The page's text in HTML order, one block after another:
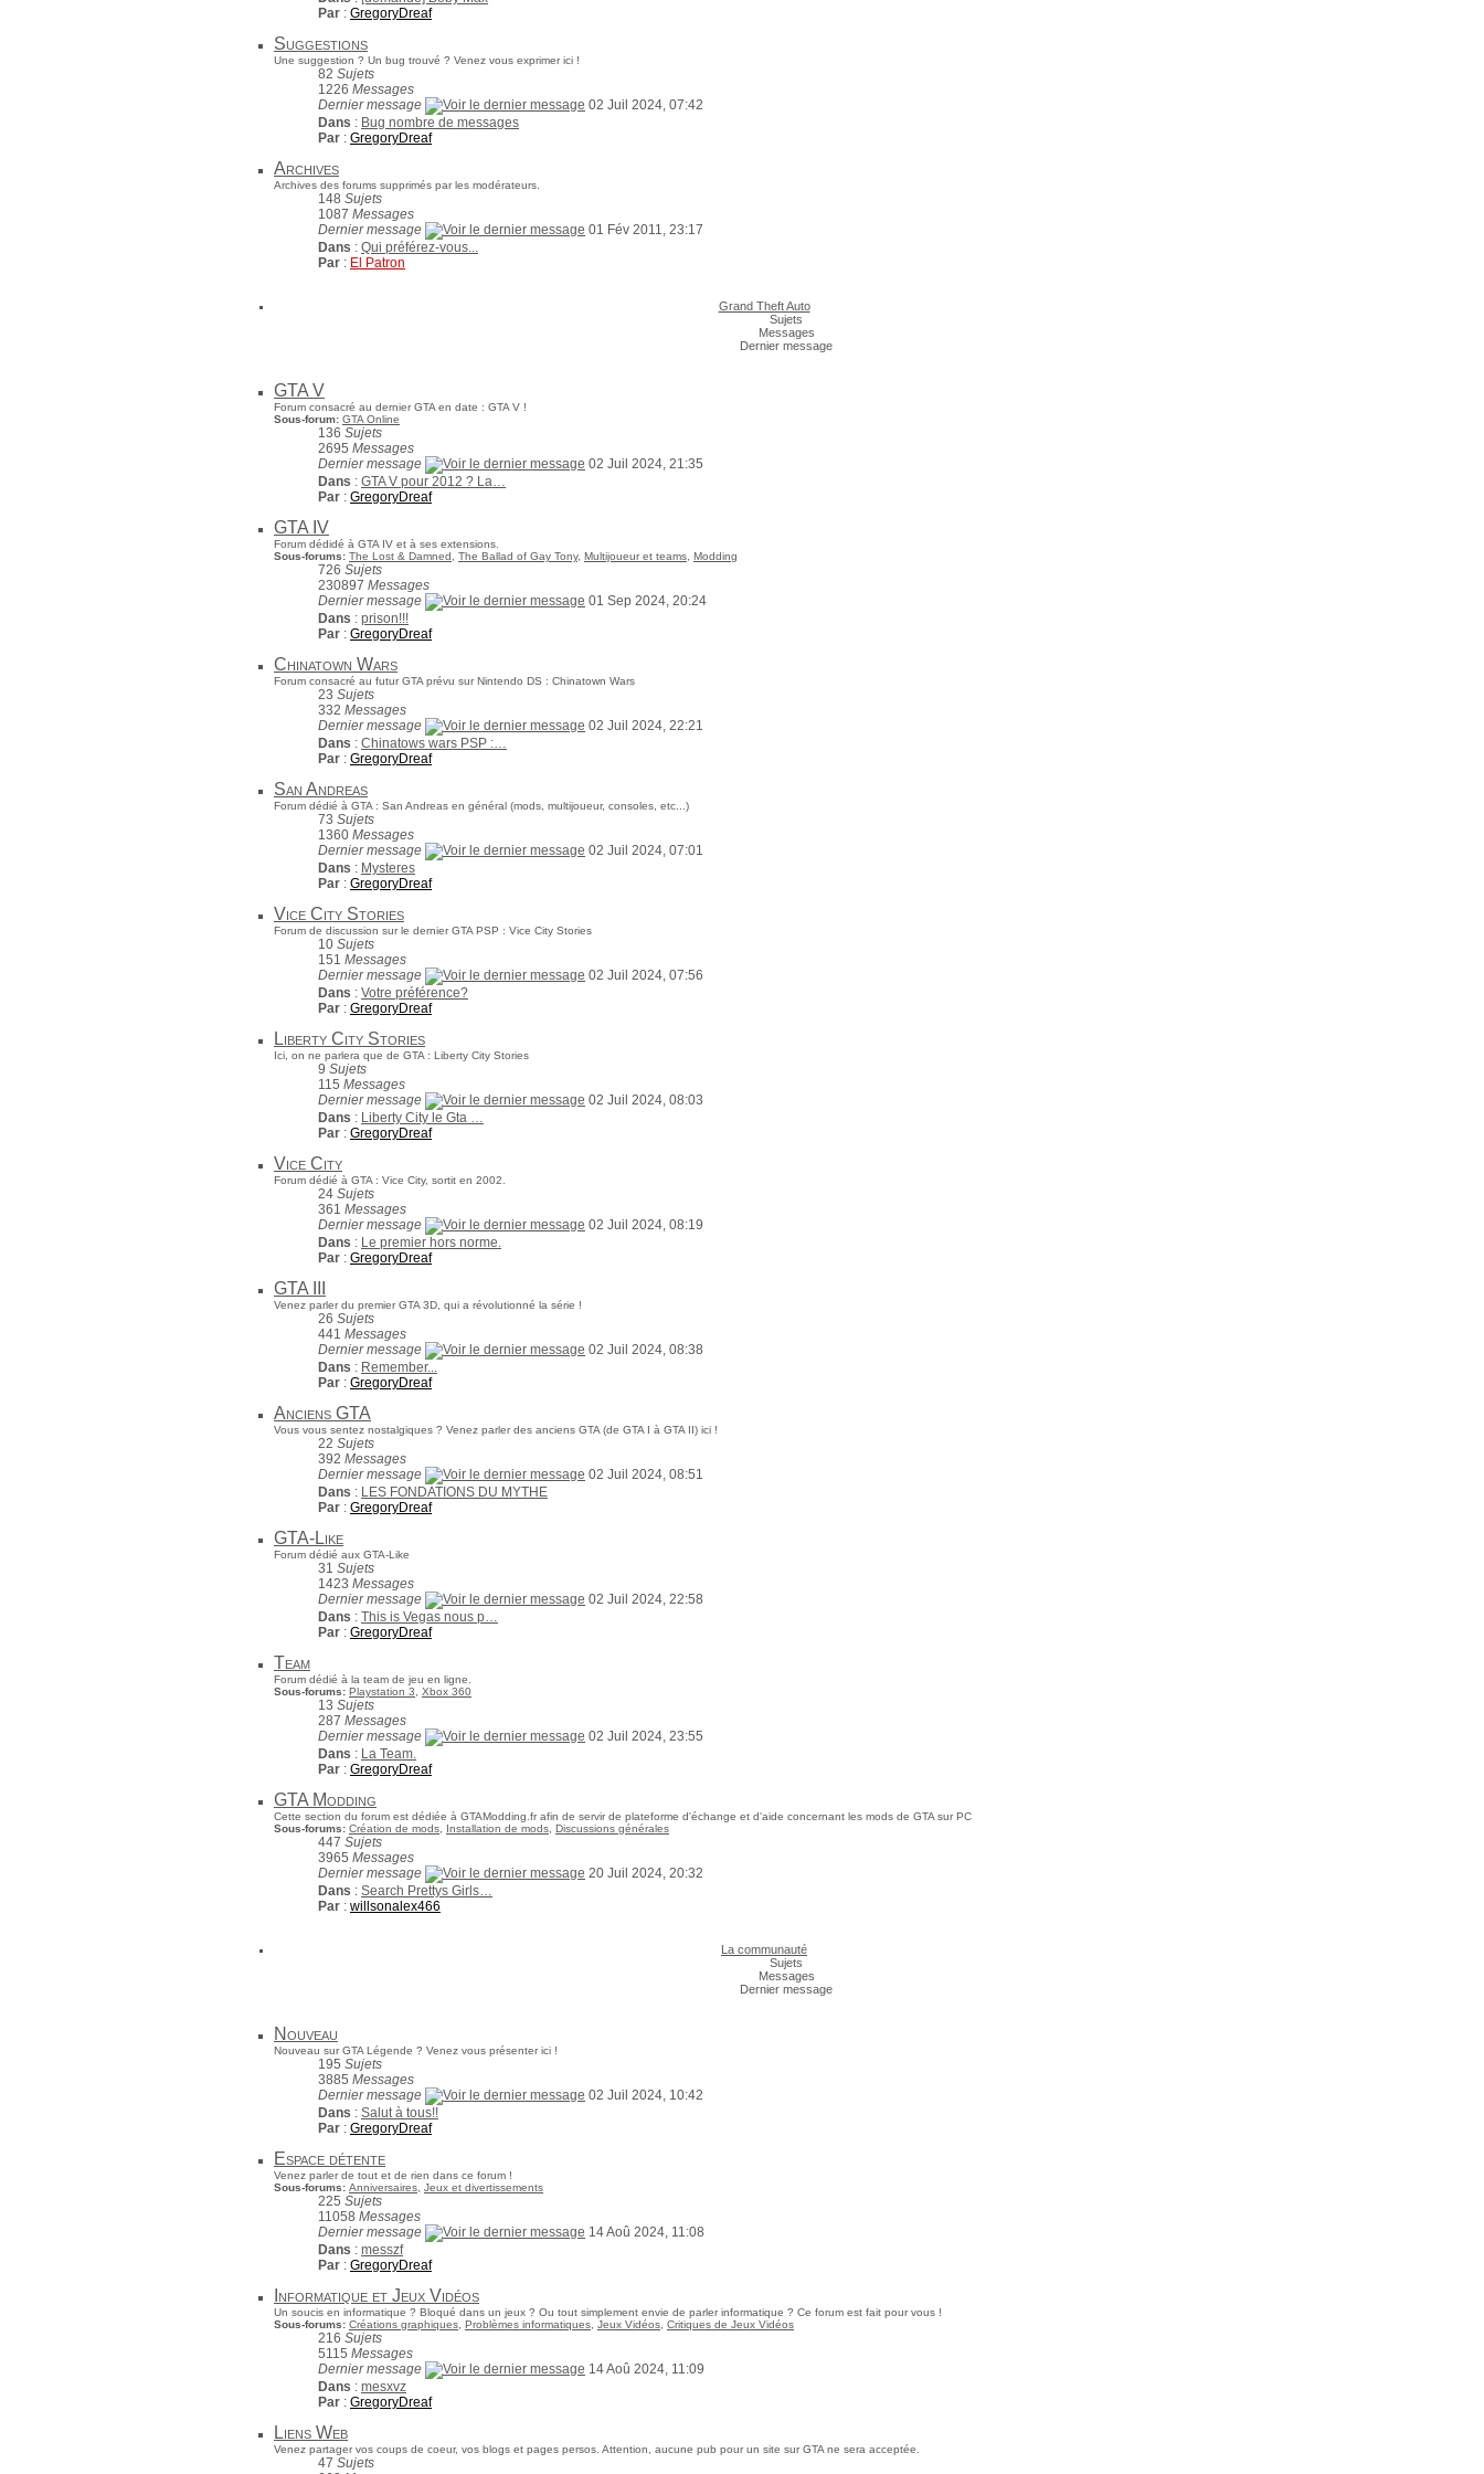
Par : GregoryDreaf
Suggestions
Une suggestion ? Un bug trouvé ? Venez vous exprimer ici !
82 Sujets
1226 Messages
Dernier message
02 Juil 2024, 07:42
Dans : Bug nombre de messages
Par : GregoryDreaf
Archives
Archives des forums supprimés par les modérateurs.
148 Sujets
1087 Messages
Dernier message
01 Fév 2011, 23:17
Dans : Qui préférez-vous...
Par : El Patron
Grand Theft Auto
Sujets
Messages
Dernier message
GTA V
Forum consacré au dernier GTA en date : GTA V !
Sous-forum: GTA Online
136 Sujets
2695 Messages
Dernier message
02 Juil 2024, 21:35
Dans : GTA V pour 2012 ? La…
Par : GregoryDreaf
GTA IV
Forum dédidé à GTA IV et à ses extensions.
Sous-forums: The Lost & Damned The Ballad of Gay Tony, Multijoueur et teams Modding
726 Sujets
230897 Messages
Dernier message
01 Sep 2024, 20:24
Dans : prison!!!
Par : GregoryDreaf
Chinatown Wars
Forum consacré au futur GTA prévu sur Nintendo DS : Chinatown Wars
23 Sujets
332 Messages
Dernier message
02 Juil 2024, 22:21
Dans : Chinatows wars PSP :…
Par : GregoryDreaf
San Andreas
Forum dédié à GTA : San Andreas en général (mods, multijoueur, consoles, etc...)
73 Sujets
1360 Messages
Dernier message
02 Juil 2024, 07:01
Dans : Mysteres
Par : GregoryDreaf
Vice City Stories
Forum de discussion sur le dernier GTA PSP : Vice City Stories
10 Sujets
151 Messages
Dernier message
02 Juil 2024, 07:56
Dans : Votre préférence?
Par : GregoryDreaf
Liberty City Stories
Ici, on ne parlera que de GTA : Liberty City Stories
9 Sujets
115 Messages
Dernier message
02 Juil 2024, 08:03
Dans : Liberty City le Gta …
Par : GregoryDreaf
Vice City
Forum dédié à GTA : Vice City, sortit en 2002.
24 Sujets
361 Messages
Dernier message
02 Juil 2024, 08:19
Dans : Le premier hors norme.
Par : GregoryDreaf
GTA III
Venez parler du premier GTA 3D, qui a révolutionné la série !
26 Sujets
441 Messages
Dernier message
02 Juil 2024, 08:38
Dans : Remember...
Par : GregoryDreaf
Anciens GTA
Vous vous sentez nostalgiques ? Venez parler des anciens GTA (de GTA I à GTA II) ici !
22 Sujets
392 Messages
Dernier message
02 Juil 2024, 08:51
Dans : LES FONDATIONS DU MYTHE
Par : GregoryDreaf
GTA-Like
Forum dédié aux GTA-Like
31 Sujets
1423 Messages
Dernier message
02 Juil 2024, 22:58
Dans : This is Vegas nous p…
Par : GregoryDreaf
Team
Forum dédié à la team de jeu en ligne.
Sous-forums: Playstation 3 Xbox 360
13 Sujets
287 Messages
Dernier message
02 Juil 2024, 23:55
Dans : La Team.
Par : GregoryDreaf
GTA Modding
Cette section du forum est dédiée à GTAModding.fr afin de servir de plateforme d'échange et d'aide concernant les mods de GTA sur PC
Sous-forums: Création de mods Installation de mods Discussions générales
447 Sujets
3965 Messages
Dernier message
20 Juil 2024, 20:32
Dans : Search Prettys Girls…
Par : willsonalex466
La communauté
Sujets
Messages
Dernier message
Nouveau
Nouveau sur GTA Légende ? Venez vous présenter ici !
195 Sujets
3885 Messages
Dernier message
02 Juil 2024, 10:42
Dans : Salut à tous!!
Par : GregoryDreaf
Espace détente
Venez parler de tout et de rien dans ce forum !
Sous-forums: Anniversaires Jeux et divertissements
225 Sujets
11058 Messages
Dernier message
14 Aoû 2024, 11:08
Dans : messzf
Par : GregoryDreaf
Informatique et Jeux Vidéos
Un soucis en informatique ? Bloqué dans un jeux ? Ou tout simplement envie de parler informatique ? Ce forum est fait pour vous !
Sous-forums: Créations graphiques Problèmes informatiques Jeux Vidéos Critiques de Jeux Vidéos
216 Sujets
5115 Messages
Dernier message
14 Aoû 2024, 11:09
Dans : mesxvz
Par : GregoryDreaf
Liens Web
Venez partager vos coups de coeur, vos blogs et pages persos. Attention, aucune pub pour un site sur GTA ne sera acceptée.
47 Sujets